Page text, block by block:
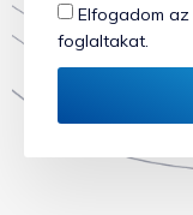
Elfogadom az
foglaltakat.